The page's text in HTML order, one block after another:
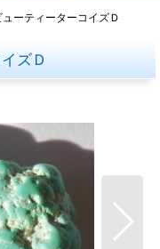
ーティーターコイズＤ
ズＤ